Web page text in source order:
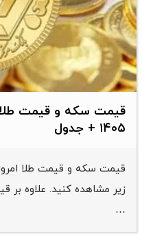
۱۴۰۵ + جدول
زیر مشاهده کنید. علاوه بر
…